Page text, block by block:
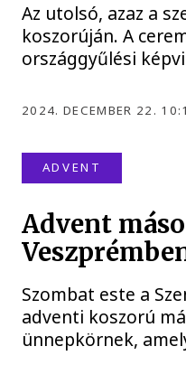
Az utolsó, azaz a
koszorúján. A
országgyűlési
2024. DECEMBER 22.
ADVENT
Advent
Szombat este a
adventi koszorú
ünnepkörnek,